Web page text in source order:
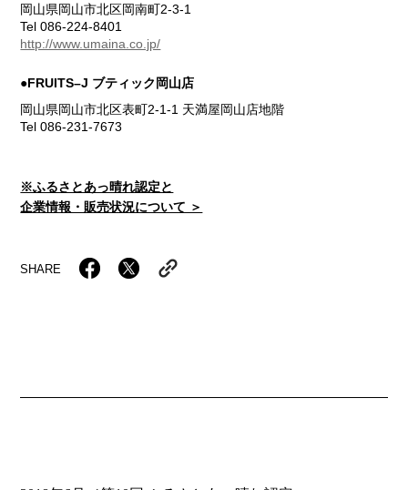
岡山県岡山市北区岡南町2-3-1
Tel 086-224-8401
http://www.umaina.co.jp/
●FRUITS–J ブティック岡山店
岡山県岡山市北区表町2-1-1 天満屋岡山店地階
Tel 086-231-7673
※ふるさとあっ晴れ認定と
企業情報・販売状況について ＞
SHARE